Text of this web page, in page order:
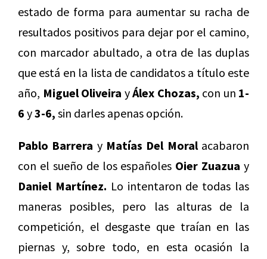
estado de forma para aumentar su racha de
resultados positivos para dejar por el camino,
con marcador abultado, a otra de las duplas
que está en la lista de candidatos a título este
año, Miguel Oliveira yÁlex Chozas, con un 1-
6 y3-6, sin darles apenas opción.
Pablo Barrera y Matías Del Moralacabaron
con el sueño de los españoles Oier Zuazua y
Daniel Martínez. Lo intentaron de todas las
maneras posibles, pero las alturas de la
competición, el desgaste que traían en las
piernas y, sobre todo, en esta ocasión la